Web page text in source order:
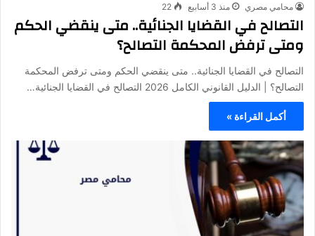
محامي مصري منذ 3 أسابيع 22
التصالح في القضايا الجنائية.. متى ينقضي الحكم
ومتى ترفض المحكمة التصالح؟
التصالح في القضايا الجنائية.. متى ينقضي الحكم ومتى ترفض المحكمة
التصالح؟ | الدليل القانوني الكامل 2026 التصالح في القضايا الجنائية…
أكمل القراءة »